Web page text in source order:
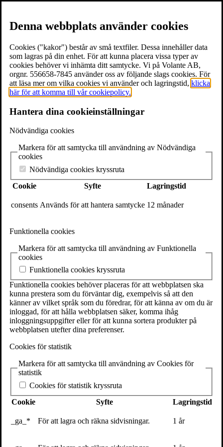
≡ Meny
Böcker
Föreläsare
Volantebloggen
Pressrum
Om Volante
Kontakt
Webshop
SE-111 27 Stockholm
+46(0) 8 702 15 19
info@volante.se
Fler kontaktuppgifter
Cookieinställningar
UträknadSanningen om
algoritmerna som styr världen
avDavid Sumpter
”En välbehövligt skeptisk blick på de metoder som används av
Analytica
och vad kan de faktiskt förutsäga och styra oss och vårt beteende?
förklarar i denna balanserade och fascinerande bok hur data och
Denna webbplats använder cookies
Cookies ("kakor") består av små textfiler. Dessa innehåller data
som lagras på din enhet. För att kunna placera vissa typer av
cookies behöver vi inhämta ditt samtycke. Vi på Volante AB,
orgnr. 556658-7845 använder oss av följande slags cookies. För
att läsa mer om vilka cookies vi använder och lagringstid, klicka
här för att komma till vår cookiepolicy.
Hantera dina cookieinställningar
Nödvändiga cookies
Markera för att samtycka till användning av Nödvändiga
cookies
Nödvändiga cookies kryssruta
Cookie
Syfte Lagringstid
consents Används för att hantera samtycke 12 månader
Funktionella cookies
Markera för att samtycka till användning av Funktionella
cookies
Funktionella cookies kryssruta
Funktionella cookies behöver placeras för att webbplatsen ska
kunna prestera som du förväntar dig, exempelvis så att den
känner av vilket språk som du föredrar, för att känna av om du är
inloggad, för att hålla webbplatsen säker, komma ihåg
inloggningsuppgifter eller för att kunna sortera produkter på
webbplatsen utefter dina preferenser.
Cookies för statistik
Markera för att samtycka till användning av Cookies för
statistik
Cookies för statistik kryssruta
Cookie
Syfte Lagringstid
_ga_* För att lagra och räkna sidvisningar. 1 år